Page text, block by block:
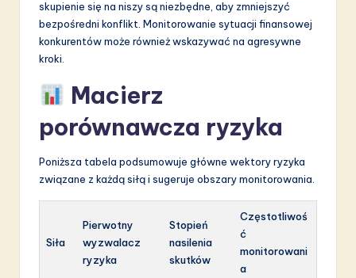
skupienie się na niszy są niezbędne, aby zmniejszyć
bezpośredni konflikt. Monitorowanie sytuacji finansowej
konkurentów może również wskazywać na agresywne
kroki.
Macierz
porównawcza ryzyka
Poniższa tabela podsumowuje główne wektory ryzyka
związane z każdą siłą i sugeruje obszary monitorowania.
Siła
Pierwotny
wyzwalacz
ryzyka
Stopień
nasilenia
skutków
Częstotliwoś
ć
monitorowani
a